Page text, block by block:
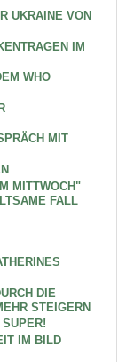
UKRAINE VON
IM
WHO
MIT
MITTWOCH"
FALL
DIE
STEIGERN
IM BILD